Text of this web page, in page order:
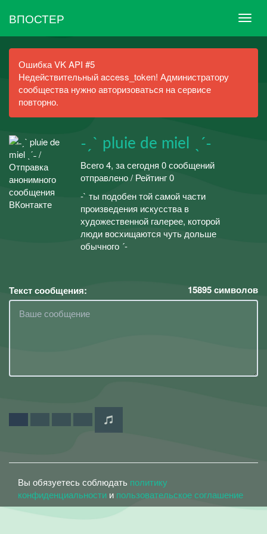
ВПОСТЕР
Ошибка VK API #5
Недействительный access_token! Администратору
сообщества нужно авторизоваться на сервисе
повторно.
˗ˏˋ pluie de miel ˎˊ˗
Всего 4, за сегодня 0 сообщений
отправлено / Рейтинг 0
-` ты подобен той самой части
произведения искусства в
художественной галерее, которой
люди восхищаются чуть дольше
обычного ´-
Текст сообщения: 15895символов
Вы обязуетесь соблюдать политику
конфиденциальности и пользовательское соглашение